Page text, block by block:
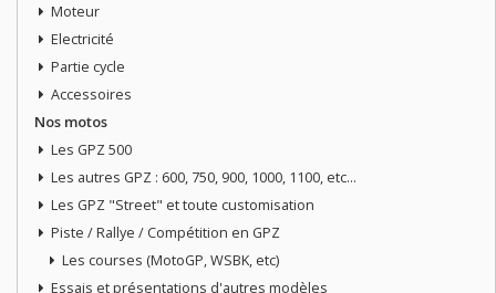
Moteur
Electricité
Partie cycle
Accessoires
Nos motos
Les GPZ 500
Les autres GPZ : 600, 750, 900, 1000, 1100, etc...
Les GPZ "Street" et toute customisation
Piste / Rallye / Compétition en GPZ
Les courses (MotoGP, WSBK, etc)
Essais et présentations d'autres modèles